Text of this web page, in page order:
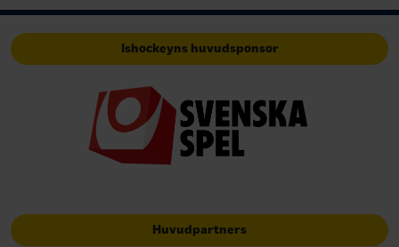
Ishockeyns huvudsponsor
Huvudpartners